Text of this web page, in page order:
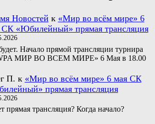
Новостей к «Мир во всём мире» 6
СК «Юбилейный» прямая трансляция
Начало прямой трансляции турнира
МИР ВО ВСЕМ МИРЕ» 6 Мая в 18.00
П. к «Мир во всём мире» 6 мая СК
прямая трансляция
прямая трансляция? Когда начало?